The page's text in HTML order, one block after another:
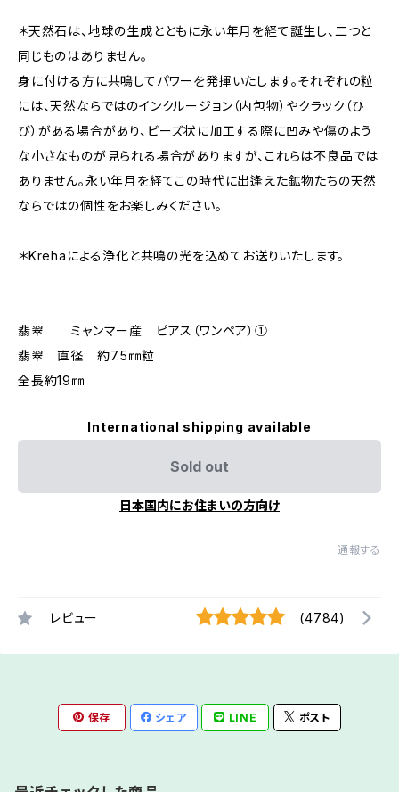
＊天然石は、地球の生成とともに永い年月を経て誕生し、二つと
同じものはありません。
身に付ける方に共鳴してパワーを発揮いたします。それぞれの粒
には、天然ならではのインクルージョン（内包物）やクラック（ひ
び）がある場合があり、ビーズ状に加工する際に凹みや傷のよう
な小さなものが見られる場合がありますが、これらは不良品では
ありません。永い年月を経てこの時代に出逢えた鉱物たちの天然
ならではの個性をお楽しみください。
＊Krehaによる浄化と共鳴の光を込めてお送りいたします。
翡翠 ミャンマー産 ピアス（ワンペア）①
翡翠 直径 約7.5㎜粒
全長約19㎜
International shipping available
Sold out
日本国内にお住まいの方向け
通報する
レビュー (4784)
保存 シェア LINE ポスト